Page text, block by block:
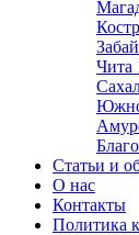
Чита
Статьи и
О нас
Контакты
Политика